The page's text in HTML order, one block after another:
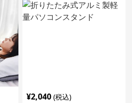
¥2,040 (税込)